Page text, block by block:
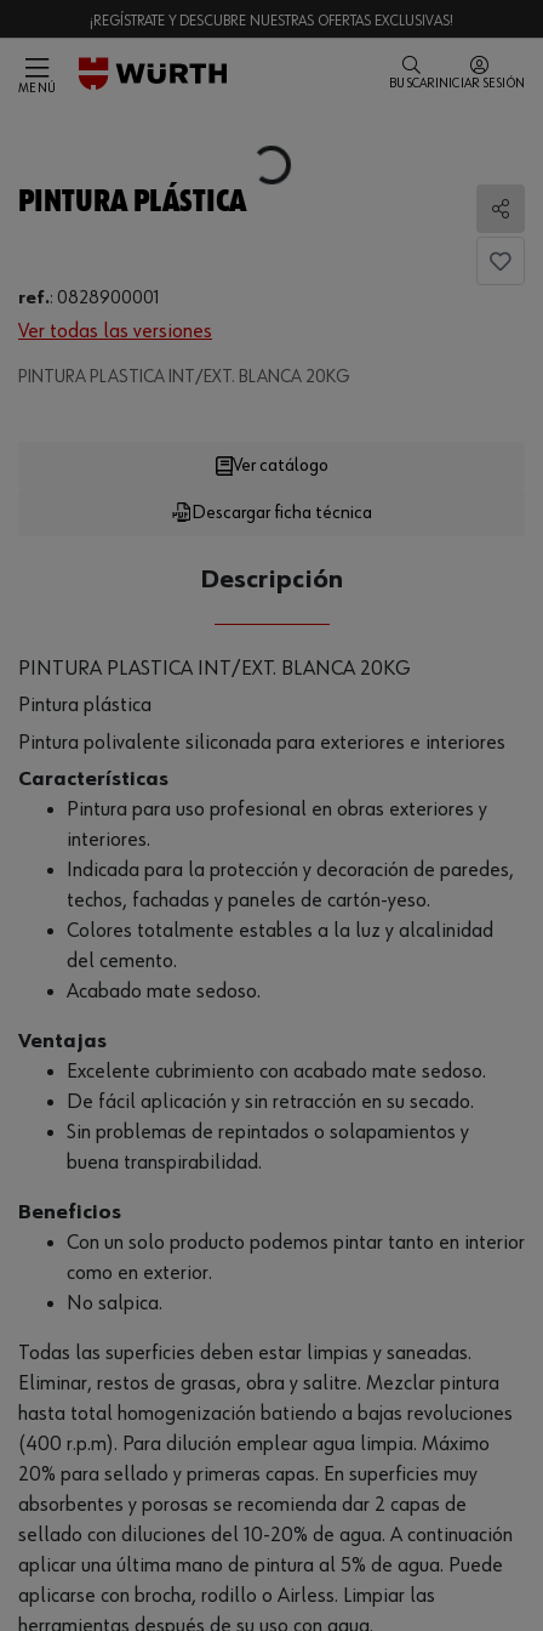
¡REGÍSTRATE Y DESCUBRE NUESTRAS OFERTAS EXCLUSIVAS!
MENÚ BUSCAR INICIAR SESIÓN
Loading...
PINTURA PLÁSTICA
ref.: 0828900001
Ver todas las versiones
PINTURA PLASTICA INT/EXT. BLANCA 20KG
Loading...
Descargar ficha técnica
Ver catálogo
Descripción
PINTURA PLASTICA INT/EXT. BLANCA 20KG
Pintura plástica
Pintura polivalente siliconada para exteriores e interiores
Características
Pintura para uso profesional en obras exteriores y
interiores.
Indicada para la protección y decoración de paredes,
techos, fachadas y paneles de cartón-yeso.
Colores totalmente estables a la luz y alcalinidad
del cemento.
Acabado mate sedoso.
Ventajas
Excelente cubrimiento con acabado mate sedoso.
De fácil aplicación y sin retracción en su secado.
Sin problemas de repintados o solapamientos y
buena transpirabilidad.
Beneficios
Con un solo producto podemos pintar tanto en interior
como en exterior.
No salpica.
Todas las superficies deben estar limpias y saneadas.
Eliminar, restos de grasas, obra y salitre. Mezclar pintura
hasta total homogenización batiendo a bajas revoluciones
(400 r.p.m). Para dilución emplear agua limpia. Máximo
20% para sellado y primeras capas. En superficies muy
absorbentes y porosas se recomienda dar 2 capas de
sellado con diluciones del 10-20% de agua. A continuación
aplicar una última mano de pintura al 5% de agua. Puede
aplicarse con brocha, rodillo o Airless. Limpiar las
herramientas después de su uso con agua.